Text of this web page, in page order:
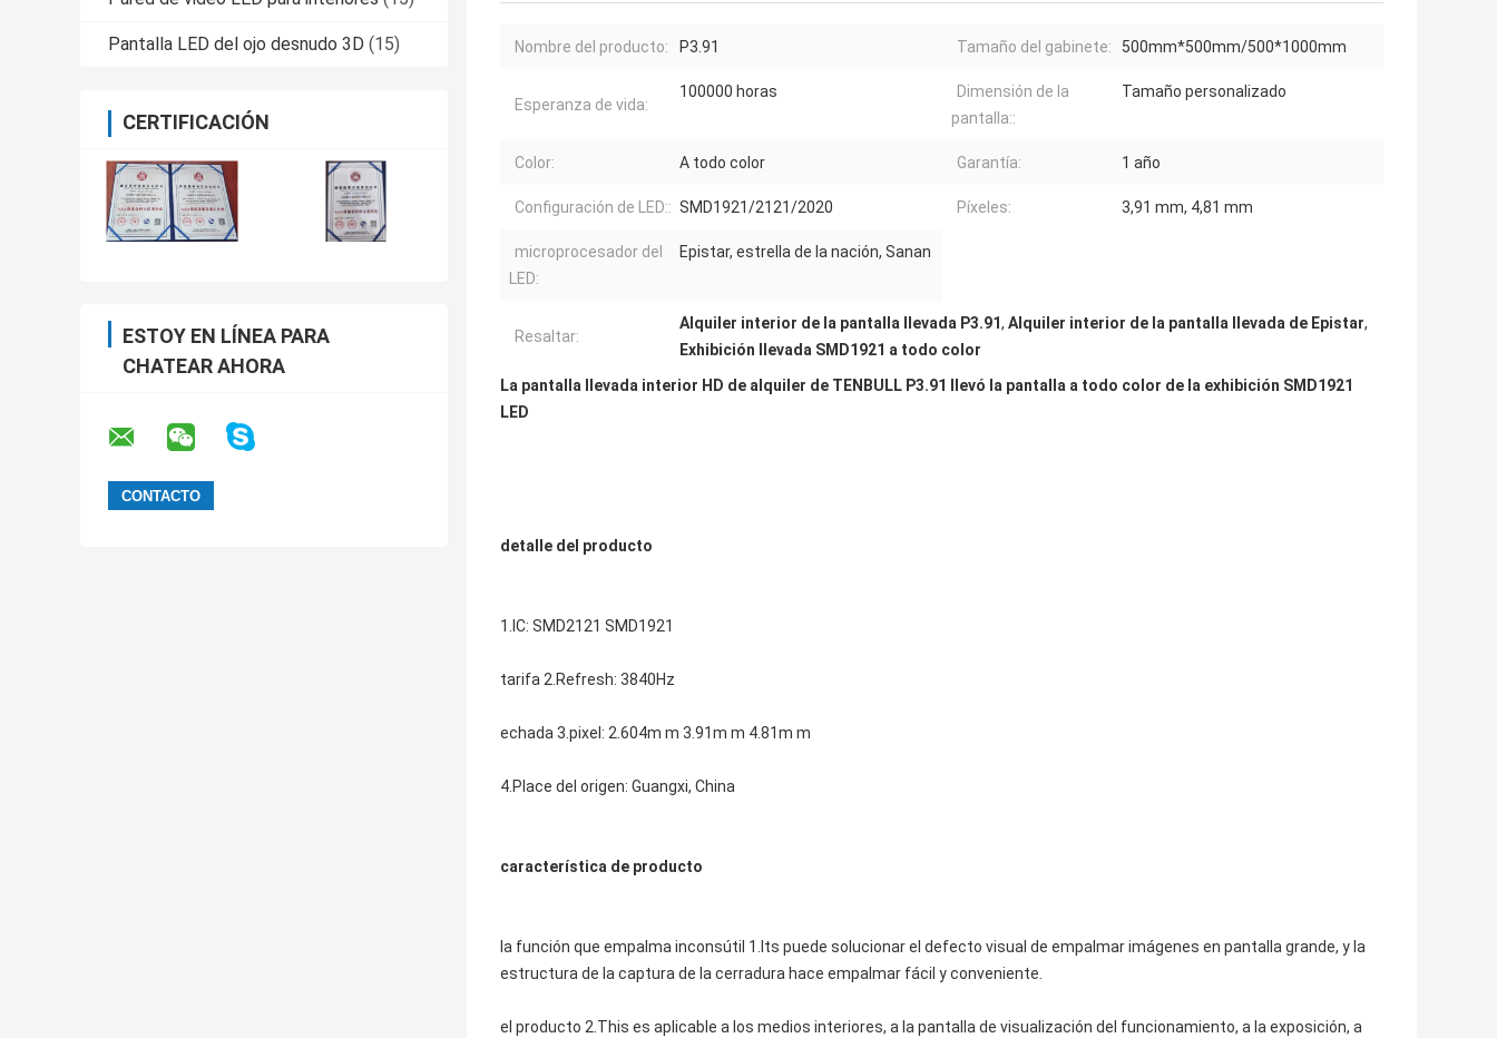
Pantalla LED del ojo desnudo 3D (15)
CERTIFICACIÓN
ESTOY EN LÍNEA PARA
CHATEAR AHORA
Nombre del producto: P3.91 Tamaño del gabinete: 500mm*500mm/500*1000mm
Esperanza de vida:
100000 horas
Dimensión de la
pantalla::
Tamaño personalizado
Color: A todo color Garantía: 1 año
Configuración de LED:: SMD1921/2121/2020 Píxeles: 3,91 mm, 4,81 mm
microprocesador del
LED:
Epistar, estrella de la nación, Sanan
Resaltar:
Alquiler interior de la pantalla llevada P3.91, Alquiler interior de la pantalla llevada de Epistar,
Exhibición llevada SMD1921 a todo color
La pantalla llevada interior HD de alquiler de TENBULL P3.91 llevó la pantalla a todo color de la exhibición SMD1921
LED
detalle del producto
1.IC: SMD2121 SMD1921
tarifa 2.Refresh: 3840Hz
echada 3.pixel: 2.604m m 3.91m m 4.81m m
4.Place del origen: Guangxi, China
característica de producto
la función que empalma inconsútil 1.Its puede solucionar el defecto visual de empalmar imágenes en pantalla grande, y la
estructura de la captura de la cerradura hace empalmar fácil y conveniente.
el producto 2.This es aplicable a los medios interiores, a la pantalla de visualización del funcionamiento, a la exposición, a